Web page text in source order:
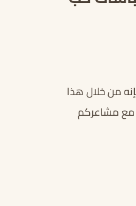
من خلال هذا
مع مشاعركم